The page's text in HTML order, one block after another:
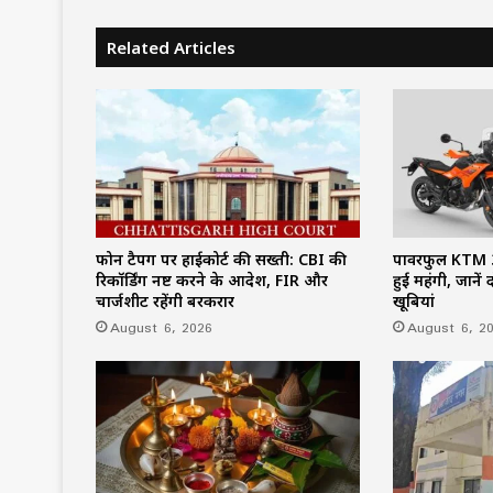
Related Articles
फोन टैपिंग पर हाईकोर्ट की सख्ती: CBI की
रिकॉर्डिंग नष्ट करने के आदेश, FIR और
चार्जशीट रहेंगी बरकरार
August 6, 2026
पावरफुल KTM
हुई महंगी, जानें
खूबियां
August 6,